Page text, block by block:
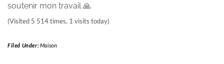
soutenir mon travail 🙏
(Visited 5 514 times, 1 visits today)
Filed Under:Maison